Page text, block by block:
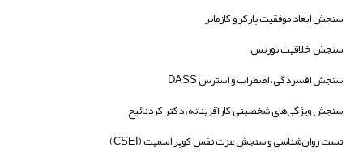
سنجش ابعاد موفقیت پارکر و کازمایر
سنجش خلاقیت تورنس
سنجش افسردگی، اضطراب و استرس DASS
سنجش ویژگی‌های شخصیتی کارآفرینانه، دکتر کردنائیج
تست روان‌شناسی و سنجش عزت نفس کوپر اسمیت (CSEI)